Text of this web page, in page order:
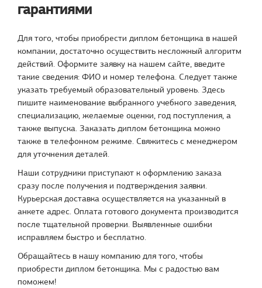
гарантиями
Для того, чтобы приобрести диплом бетонщика в нашей
компании, достаточно осуществить несложный алгоритм
действий. Оформите заявку на нашем сайте, введите
такие сведения: ФИО и номер телефона. Следует также
указать требуемый образовательный уровень. Здесь
пишите наименование выбранного учебного заведения,
специализацию, желаемые оценки, год поступления, а
также выпуска. Заказать диплом бетонщика можно
также в телефонном режиме. Свяжитесь с менеджером
для уточнения деталей.
Наши сотрудники приступают к оформлению заказа
сразу после получения и подтверждения заявки.
Курьерская доставка осуществляется на указанный в
анкете адрес. Оплата готового документа производится
после тщательной проверки. Выявленные ошибки
исправляем быстро и бесплатно.
Обращайтесь в нашу компанию для того, чтобы
приобрести диплом бетонщика. Мы с радостью вам
поможем!